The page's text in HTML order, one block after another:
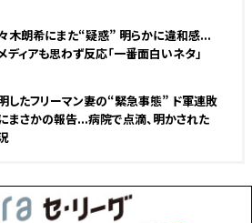
木朗希にまた“疑惑” 明らかに違和感...
ディアも思わず反応「一番面白いネタ」
したフリーマン妻の“緊急事態” ド軍連敗
まさかの報告...病院で点滴、明かされた